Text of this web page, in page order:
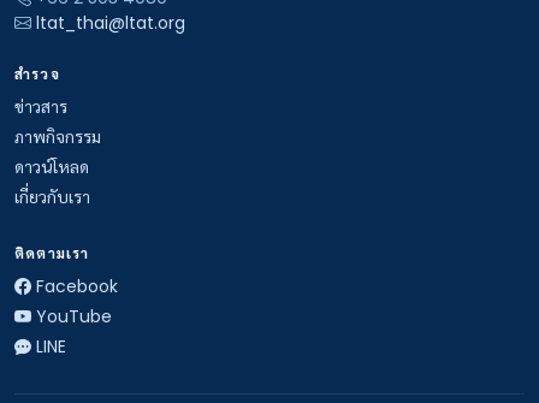
ltat_thai@ltat.org
สำรวจ
ข่าวสาร
ภาพกิจกรรม
ดาวน์โหลด
เกี่ยวกับเรา
ติดตามเรา
Facebook
YouTube
LINE